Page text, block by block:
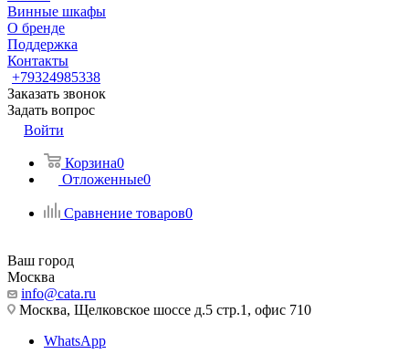
Винные шкафы
О бренде
Поддержка
Контакты
+79324985338
Заказать звонок
Задать вопрос
Войти
Корзина0
Отложенные0
Сравнение товаров0
Ваш город
Москва
info@cata.ru
Москва, Щелковское шоссе д.5 стр.1, офис 710
WhatsApp